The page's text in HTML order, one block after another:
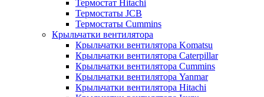
Термостат Hitachi
Термостаты JCB
Термостаты Cummins
Крыльчатки вентилятора
Крыльчатки вентилятора Komatsu
Крыльчатки вентилятора Caterpillar
Крыльчатки вентилятора Cummins
Крыльчатки вентилятора Yanmar
Крыльчатки вентилятора Hitachi